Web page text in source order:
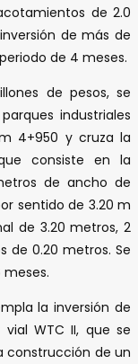
de 2.0
de más de
de 4 meses.
de pesos, se
industriales
4+950 y cruza la
consiste en la
de ancho de
sentido de 3.20 m
de 3.20 metros, 2
de 0.20 metros. Se
la inversión de
WTC II, que se
construcción de un